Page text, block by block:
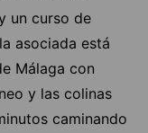
un curso de
asociada está
Málaga con
y las colinas
caminando